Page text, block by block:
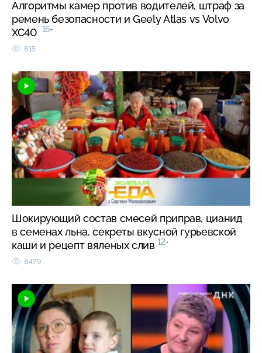
Алгоритмы камер против водителей, штраф за
ремень безопасности и Geely Atlas vs Volvo
XC40 16+
815
Шокирующий состав смесей приправ, цианид
в семенах льна, секреты вкусной гурьевской
каши и рецепт вяленых слив 12+
8479